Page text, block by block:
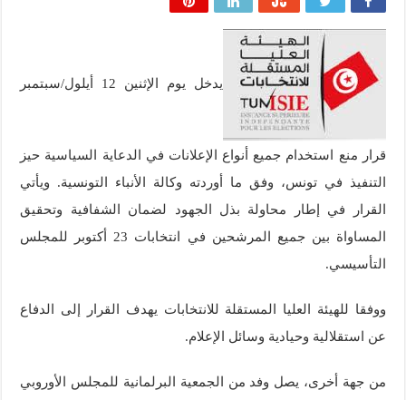
يدخل يوم الإثنين 12 أيلول/سبتمبر
قرار منع استخدام جميع أنواع الإعلانات في الدعاية السياسية حيز
التنفيذ في تونس، وفق ما أوردته وكالة الأنباء التونسية. ويأتي
القرار في إطار محاولة بذل الجهود لضمان الشفافية وتحقيق
المساواة بين جميع المرشحين في انتخابات 23 أكتوبر للمجلس
التأسيسي.
ووفقا للهيئة العليا المستقلة للانتخابات يهدف القرار إلى الدفاع
عن استقلالية وحيادية وسائل الإعلام.
من جهة أخرى، يصل وفد من الجمعية البرلمانية للمجلس الأوروبي